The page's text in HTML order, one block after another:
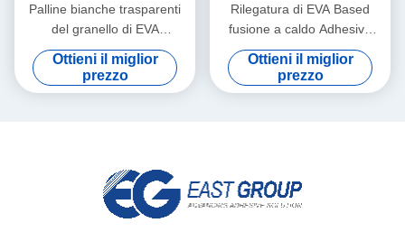
Palline bianche trasparenti
del granello di EVA
Bookbinding fusione a caldo
Adhesive
Ottieni il miglior
prezzo
Rilegatura di EVA Based
fusione a caldo Adhesive
EVA fusione a caldo colla
For del granello
Ottieni il miglior
prezzo